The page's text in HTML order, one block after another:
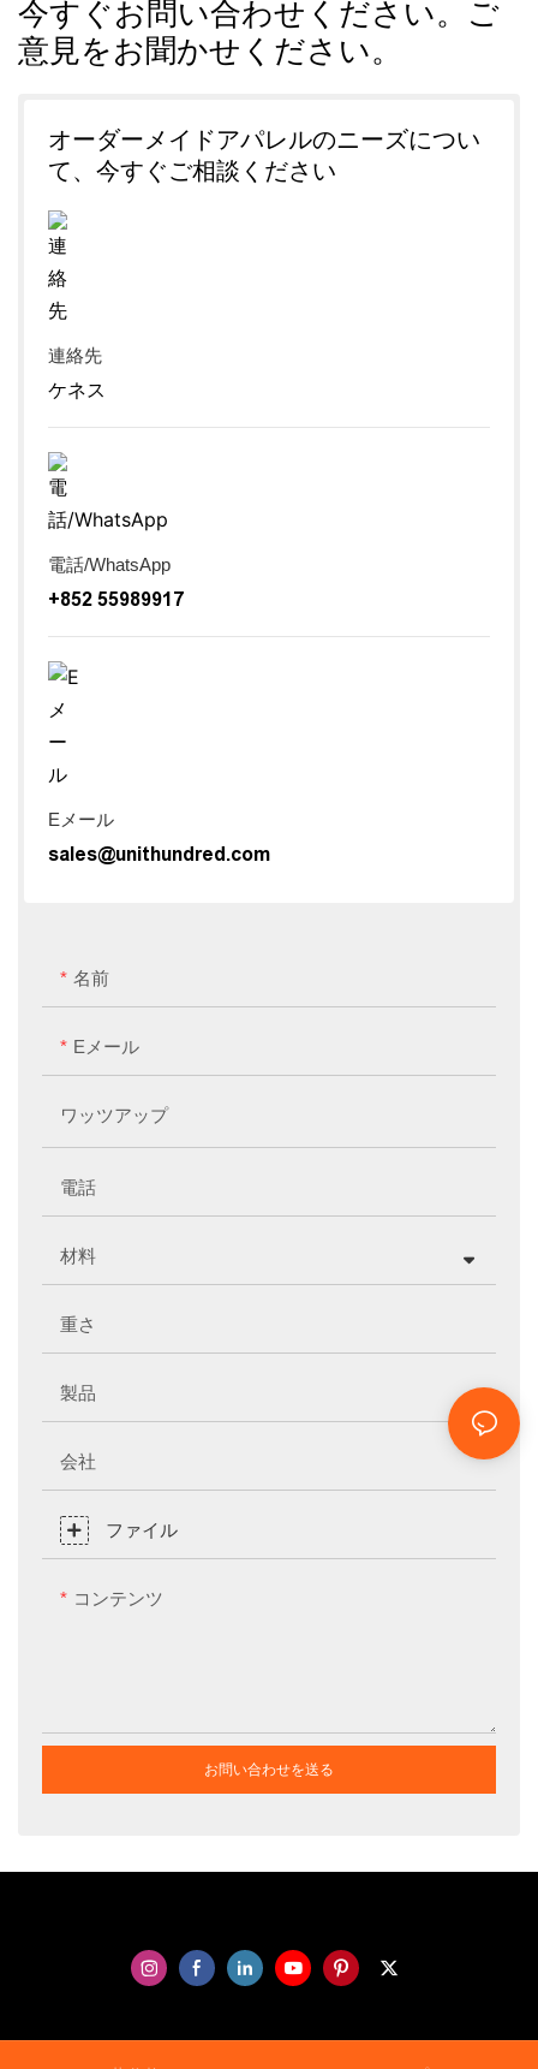
今すぐお問い合わせください。ご
意見をお聞かせください。
オーダーメイドアパレルのニーズについ
て、今すぐご相談ください
連絡先
ケネス
電話/WhatsApp
+852 55989917
Eメール
sales@unithundred.com
名前
Eメール
ワッツアップ
電話
材料
重さ
製品
会社
ファイル
コンテンツ
お問い合わせを送る